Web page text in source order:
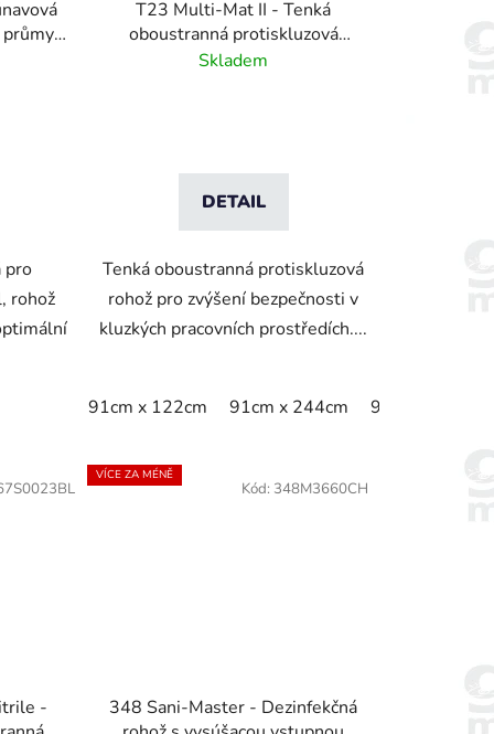
pro
rohož
T23 Multi-Mat II - Tenká
oboustranná protiskluzová
rohož - černá
Skladem
DETAIL
Tenká oboustranná protiskluzová
rohož pro zvýšení bezpečnosti v
kluzkých pracovních prostředích....
91cm x 122cm 91cm x 244cm 91cm x 975cm
-
VÍCE ZA MÉNĚ
348 Sani-Master - Dezinfekčná
Kód: 348M3660CH